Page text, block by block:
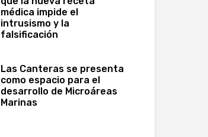
médica impide el
intrusismo y la
falsificación
Las Canteras se presenta
como espacio para el
desarrollo de Microáreas
Marinas